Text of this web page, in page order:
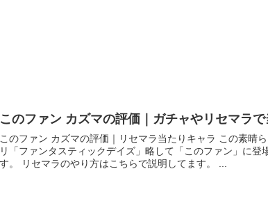
このファン カズマの評価｜ガチャやリセマラ
このファン カズマの評価｜リセマラ当たりキャラ この素晴らしい世界に祝福を！のスマホアプ
リ「ファンタスティックデイズ」略して「このファン」に登